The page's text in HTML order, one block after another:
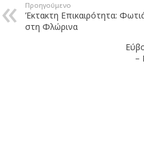
Προηγούμενο
Έκτακτη Επικαιρότητα:
στη Φλώρινα
–